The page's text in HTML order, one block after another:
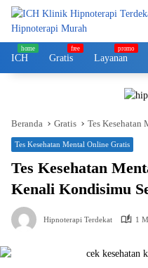
Langsung
konten
ICH Gratis Layanan
Beranda Gratis Tes Kesehatan
Tes Kesehatan Mental Online Gratis
Tes Kesehatan
Kenali Kondisimu
Hipnoterapi Terdekat 1